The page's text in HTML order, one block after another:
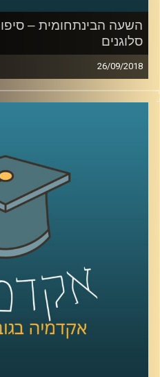
השעה הבינתחומית –
סלוגנים
26/09/2018
כיצד הפכו הסיפורים
משמרים לקוחות
הנרטיב של החברות
הפיכתם של המותגים
לירידה ברמת האלימות
AudioVersity